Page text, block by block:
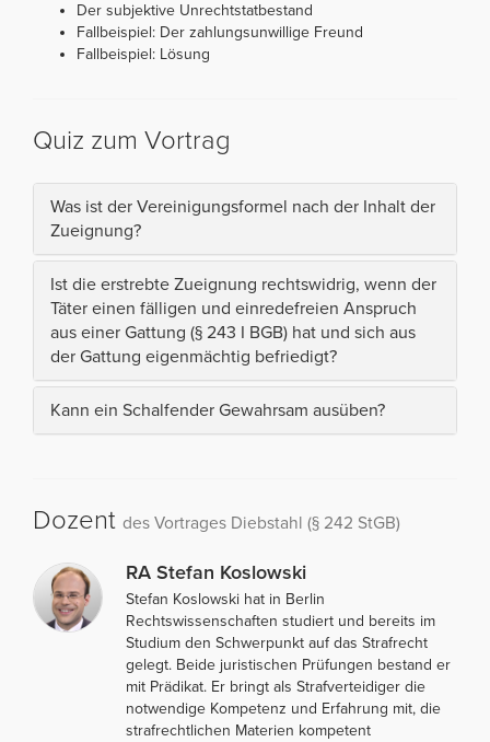
Der subjektive Unrechtstatbestand
Fallbeispiel: Der zahlungsunwillige Freund
Fallbeispiel: Lösung
Quiz zum Vortrag
Was ist der Vereinigungsformel nach der Inhalt der
Zueignung?
Ist die erstrebte Zueignung rechtswidrig, wenn der
Täter einen fälligen und einredefreien Anspruch
aus einer Gattung (§ 243 I BGB) hat und sich aus
der Gattung eigenmächtig befriedigt?
Kann ein Schalfender Gewahrsam ausüben?
Dozent des Vortrages Diebstahl (§ 242 StGB)
RA Stefan Koslowski
Stefan Koslowski hat in Berlin
Rechtswissenschaften studiert und bereits im
Studium den Schwerpunkt auf das Strafrecht
gelegt. Beide juristischen Prüfungen bestand er
mit Prädikat. Er bringt als Strafverteidiger die
notwendige Kompetenz und Erfahrung mit, die
strafrechtlichen Materien kompetent